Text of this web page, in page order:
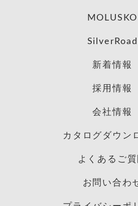
MOLUSKO
SilverRoad
新着情報
採用情報
会社情報
カタログダウン
よくあるご質
お問い合わ